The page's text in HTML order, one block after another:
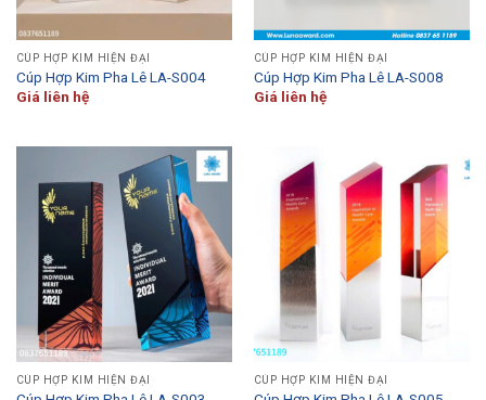
CÚP HỢP KIM HIỆN ĐẠI
Cúp Hợp Kim Pha Lê LA-S004
Giá liên hệ
CÚP HỢP KIM HIỆN ĐẠI
Cúp Hợp Kim Pha Lê LA-S008
Giá liên hệ
CÚP HỢP KIM HIỆN ĐẠI CÚP HỢP KIM HIỆN ĐẠI